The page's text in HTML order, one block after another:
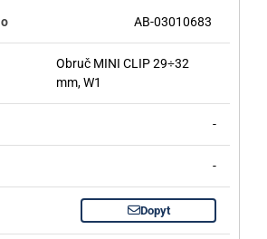
AB-03010683
Obruč MINI CLIP 29÷32
mm, W1
-
-
Dopyt